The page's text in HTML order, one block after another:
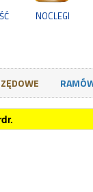
NOCLEGI